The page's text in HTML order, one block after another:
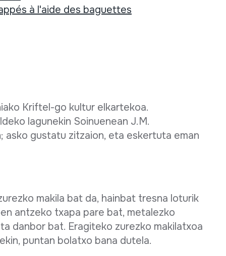
à l'aide des baguettes
Kriftel-go kultur elkartekoa.
lagunekin Soinuenean J.M.
asko gustatu zitzaion, eta eskertuta eman
makila bat da, hainbat tresna loturik
antzeko txapa pare bat, metalezko
danbor bat. Eragiteko zurezko makilatxoa
puntan bolatxo bana dutela.